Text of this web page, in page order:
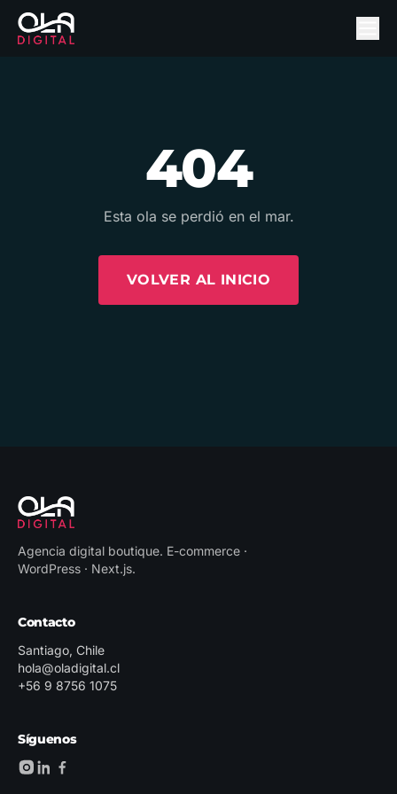
404
Esta ola se perdió en el mar.
VOLVER AL INICIO
Agencia digital boutique. E-commerce ·
WordPress · Next.js.
Contacto
Santiago, Chile
hola@oladigital.cl
+56 9 8756 1075
Síguenos